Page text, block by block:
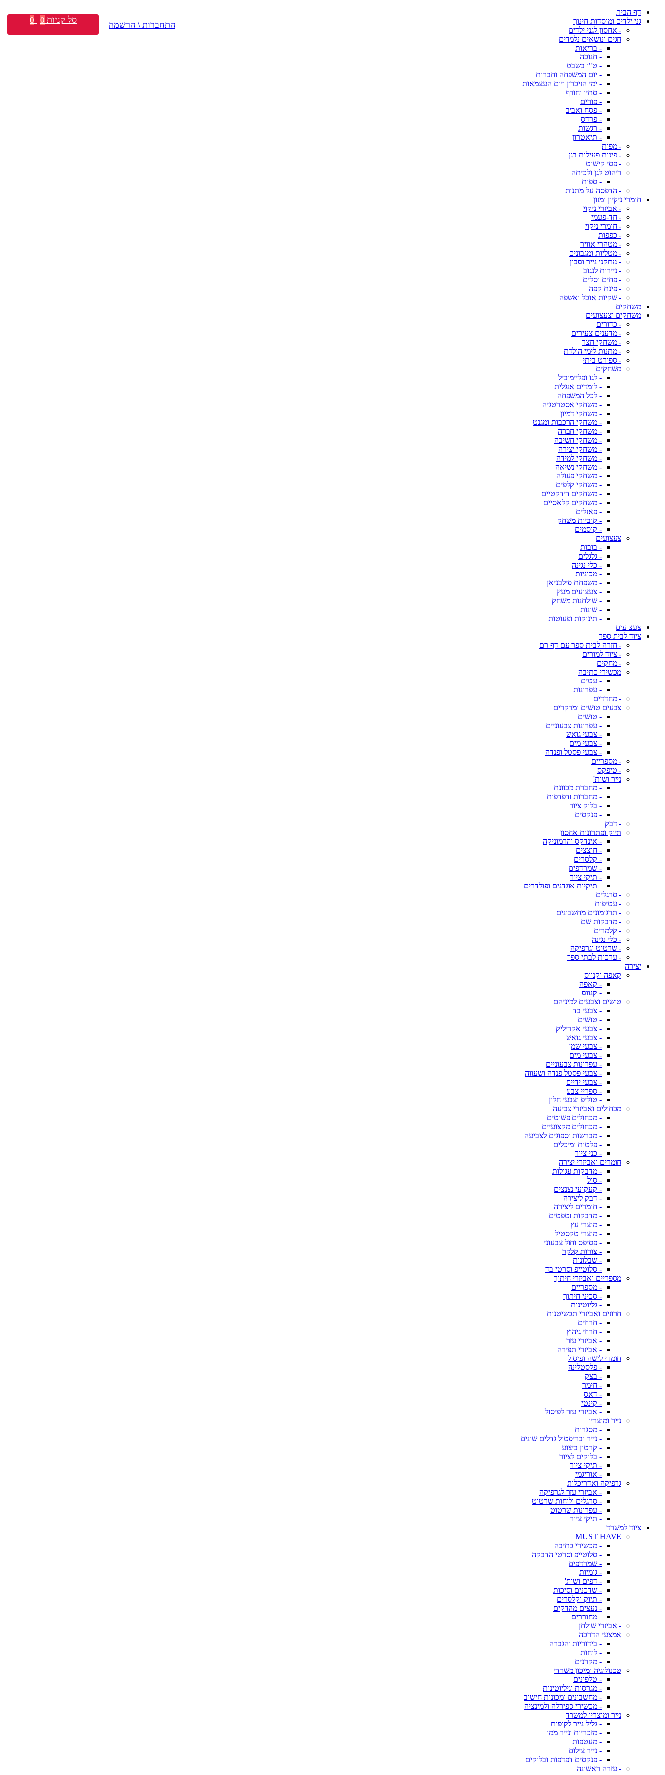
דף הבית
גני ילדים ומוסדות חינוך
- אחסון לגני ילדים
חגים ונושאים נלמדים
- בריאות
- חנוכה
- ט"ו בשבט
- יום המשפחה וחברות
- ימי הזיכרון ויום העצמאות
- סתיו וחורף
- פורים
- פסח ואביב
- פרדס
- רגשות
- תיאטרון
- מפות
- פינות פעילות בגן
- פסי קישוט
ריהוט לגן ולכיתה
- ספות
- הדפסה על מתנות
חומרי ניקיון ומזון
- אביזרי ניקוי
- חד-פעמי
- חומרי ניקוי
- כפפות
- מטהרי אוויר
- מטליות ומגבונים
- מתקני נייר וסבון
- ניירות לנגוב
- פחים וסלים
- פינת קפה
- שקיות אוכל ואשפה
משחקים
משחקים וצעצועים
- כדורים
- מדענים צעירים
- משחקי חצר
- מתנות לימי הולדת
- ספורט ביתי
משחקים
- לגו ופליימוביל
- לומדים אנגלית
- לכל המשפחה
- משחקי אסטרטגיה
- משחקי דמיון
- משחקי הרכבות ומגנט
- משחקי חברה
- משחקי חשיבה
- משחקי יצירה
- משחקי למידה
- משחקי נשיאה
- משחקי פעולה
- משחקי קלפים
- משחקים דידקטיים
- משחקים קלאסיים
- פאזלים
- קוביות משחק
- קוסמים
צעצועים
- בובות
- גלגלים
- כלי נגינה
- מכוניות
- משפחת סילבניאן
- צעצועים מעץ
- שולחנות משחק
- שונות
- תינוקות ופעוטות
צעצועים
ציוד לבית ספר
- חזרה לבית ספר עם דף רם
- ציוד למורים
- מחקים
מכשירי כתיבה
- עטים
- עפרונות
- מחדדים
צבעים טושים ומרקרים
- טושים
- עפרונות צבעוניים
- צבעי גואש
- צבעי מים
- צבעי פסטל ופנדה
- מספריים
- טיפקס
נייר ושות'
- מחברת מכוונת
- מחברות ודפדפות
- בלוק ציור
- פנקסים
- דבק
תיוק ופתרונות אחסון
- אינדקס והרמוניקה
- חוצצים
- קלסרים
- שמרדפים
- תיקי ציור
- תיקיות אוגדנים ופולדרים
- סרגלים
- עטיפות
- תרגומונים מחשבונים
- מדבקות שם
- קלמרים
- כלי נגינה
- שרטוט וגרפיקה
- ערכות לבתי ספר
יצירה
קאפה וקנווס
- קאפה
- קנווס
טושים וצבעים למיניהם
- צבעי בד
- טושים
- צבעי אקריליק
- צבעי גואש
- צבעי שמן
- צבעי מים
- עפרונות צבעוניים
- צבעי פסטל פנדה ושעווה
- צבעי ידיים
- ספריי צבע
- טוליפ וצבעי חלון
מכחולים ואביזרי צביעה
- מכחולים פשוטים
- מכחולים מקצועיים
- מברשות וספוגים לצביעה
- פלטות ומיכלים
- כני ציור
חומרים ואביזרי יצירה
- מדבקות עגולות
- סול
- קעקועי נצנצים
- דבק ליצירה
- חומרים ליצירה
- מדבקות וטפטים
- מוצרי עץ
- מוצרי טקסטיל
- פסיפס וחול צבעוני
- צורות קלקר
- שבלונות
- סלוטייפ וסרטי בד
מספריים ואביזרי חיתוך
- מספריים
- סכיני חיתוך
- גליוטינות
חרוזים ואביזרי תכשיטנות
- חרוזים
- חרוזי גיהוץ
- אביזרי עזר
- אביזרי תפירה
חומרי לישה ופיסול
- פלסטלינה
- בצק
- חימר
- דאס
- קינטי
- אביזרי עזר לפיסול
נייר ומוצריו
- מסגרות
- נייר ובריסטול גדלים שונים
- קרטון ביצוע
- בלוקים לציור
- תיקי ציור
- אוריגמי
גרפיקה ואדריכלות
- אביזרי עזר לגרפיקה
- סרגלים ולוחות שרטוט
- עפרונות שרטוט
- תיקי ציור
ציוד למשרד
MUST HAVE
- מכשירי כתיבה
- סלוטייפ וסרטי הדבקה
- שמרדפים
- גומיות
- דפים ושות'
- שדכנים וסיכות
- תיוק וקלסרים
- נעצים מהדקים
- מחוררים
- אביזרי שולחן
אמצעי הדרכה
- בידוריות והגברה
- לוחות
- מקרנים
טכנולוגיה ומיכון משרדי
- טלפונים
- מגרסות וגיליוטינות
- מחשבונים ומכונות חישוב
- מכשירי ספירלה ולמינציה
נייר ומוצריו למשרד
- גליל נייר לקופות
- מזכריות ונייר ממו
- מעטפות
- נייר צילום
- פנקסים דפדפות ובלוקים
- עזרה ראשונה
התחברות \ הרשמה סל קניות 0
0